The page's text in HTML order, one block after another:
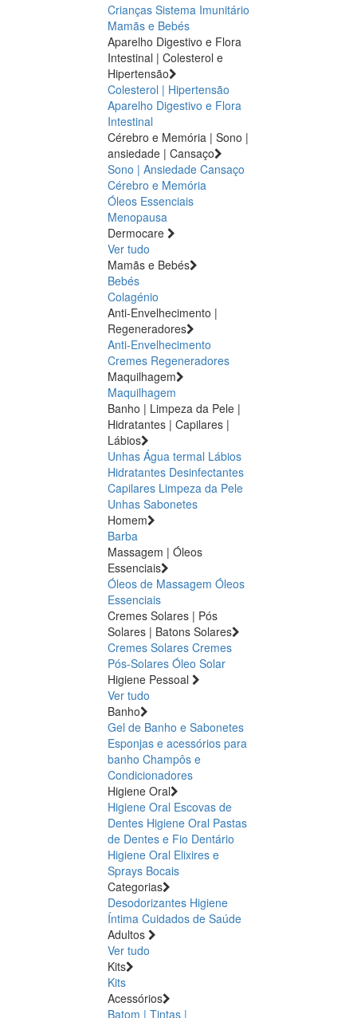
Crianças Sistema Imunitário
Mamãs e Bebés
Aparelho Digestivo e Flora
Intestinal | Colesterol e
Hipertensão
Colesterol | Hipertensão
Aparelho Digestivo e Flora
Intestinal
Cérebro e Memória | Sono |
ansiedade | Cansaço
Sono | Ansiedade Cansaço
Cérebro e Memória
Óleos Essenciais
Menopausa
Dermocare
Ver tudo
Mamãs e Bebés
Bebés
Colagénio
Anti-Envelhecimento |
Regeneradores
Anti-Envelhecimento
Cremes Regeneradores
Maquilhagem
Maquilhagem
Banho | Limpeza da Pele |
Hidratantes | Capilares |
Lábios
Unhas Água termal Lábios
Hidratantes Desinfectantes
Capilares Limpeza da Pele
Unhas Sabonetes
Homem
Barba
Massagem | Óleos
Essenciais
Óleos de Massagem Óleos
Essenciais
Cremes Solares | Pós
Solares | Batons Solares
Cremes Solares Cremes
Pós-Solares Óleo Solar
Higiene Pessoal
Ver tudo
Banho
Gel de Banho e Sabonetes
Esponjas e acessórios para
banho Champôs e
Condicionadores
Higiene Oral
Higiene Oral Escovas de
Dentes Higiene Oral Pastas
de Dentes e Fio Dentário
Higiene Oral Elixires e
Sprays Bocais
Categorias
Desodorizantes Higiene
Íntima Cuidados de Saúde
Adultos
Ver tudo
Kits
Kits
Acessórios
Batom | Tintas |